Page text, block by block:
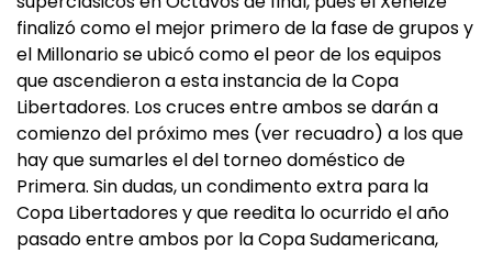
finalizó como el mejor primero de la fase de grupos y
el Millonario se ubicó como el peor de los equipos
que ascendieron a esta instancia de la Copa
Libertadores. Los cruces entre ambos se darán a
comienzo del próximo mes (ver recuadro) a los que
hay que sumarles el del torneo doméstico de
Primera. Sin dudas, un condimento extra para la
Copa Libertadores y que reedita lo ocurrido el año
pasado entre ambos por la Copa Sudamericana,